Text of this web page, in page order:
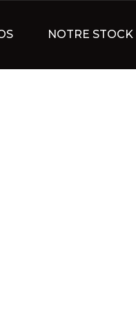
NOTRE STOCK